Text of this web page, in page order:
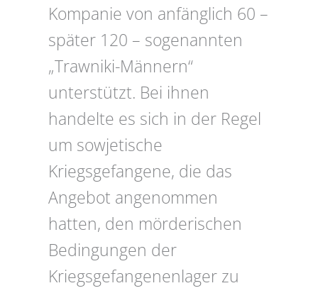
Kompanie von anfänglich 60 –
später 120 – sogenannten
„Trawniki-Männern“
unterstützt. Bei ihnen
handelte es sich in der Regel
um sowjetische
Kriegsgefangene, die das
Angebot angenommen
hatten, den mörderischen
Bedingungen der
Kriegsgefangenenlager zu